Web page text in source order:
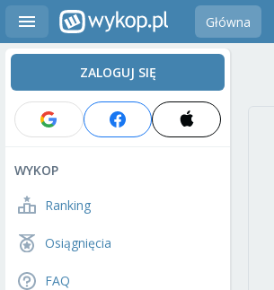
Główna
ZALOGUJ SIĘ
WYKOP
Ranking
Osiągnięcia
FAQ